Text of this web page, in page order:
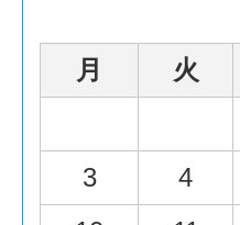
月 火
3 4